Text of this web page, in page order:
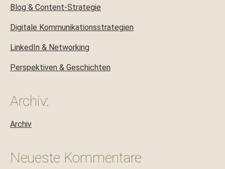
Blog & Content-Strategie
Digitale Kommunikationsstrategien
LinkedIn & Networking
Perspektiven & Geschichten
Archiv:
Archiv
Neueste Kommentare